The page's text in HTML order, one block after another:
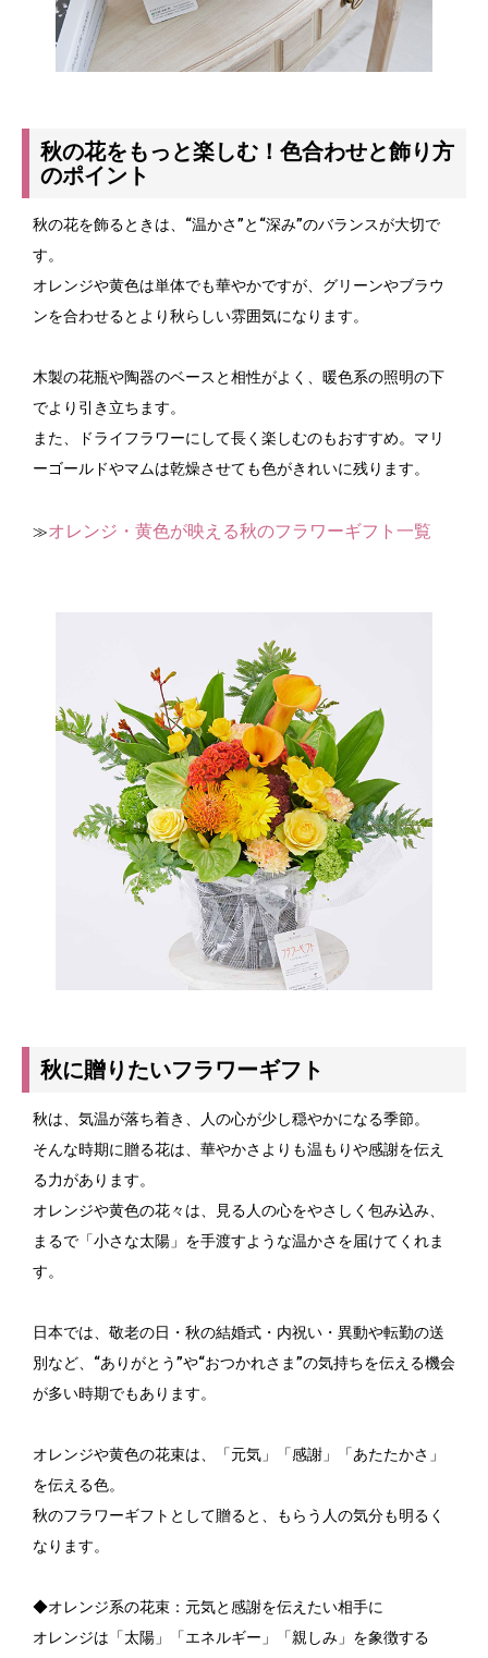
秋の花をもっと楽しむ！色合わせと飾り方
のポイント
秋の花を飾るときは、“温かさ”と“深み”のバランスが大切で
す。
オレンジや黄色は単体でも華やかですが、グリーンやブラウ
ンを合わせるとより秋らしい雰囲気になります。
木製の花瓶や陶器のベースと相性がよく、暖色系の照明の下
でより引き立ちます。
また、ドライフラワーにして長く楽しむのもおすすめ。マリ
ーゴールドやマムは乾燥させても色がきれいに残ります。
≫オレンジ・黄色が映える秋のフラワーギフト一覧
秋に贈りたいフラワーギフト
秋は、気温が落ち着き、人の心が少し穏やかになる季節。
そんな時期に贈る花は、華やかさよりも温もりや感謝を伝え
る力があります。
オレンジや黄色の花々は、見る人の心をやさしく包み込み、
まるで「小さな太陽」を手渡すような温かさを届けてくれま
す。
日本では、敬老の日・秋の結婚式・内祝い・異動や転勤の送
別など、“ありがとう”や“おつかれさま”の気持ちを伝える機会
が多い時期でもあります。
オレンジや黄色の花束は、「元気」「感謝」「あたたかさ」
を伝える色。
秋のフラワーギフトとして贈ると、もらう人の気分も明るく
なります。
◆オレンジ系の花束：元気と感謝を伝えたい相手に
オレンジは「太陽」「エネルギー」「親しみ」を象徴する